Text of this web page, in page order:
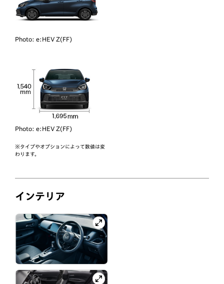
Photo: e:HEV Z(FF)
Photo: e:HEV Z(FF)
※タイプやオプションによって数値は変
わります。
インテリア